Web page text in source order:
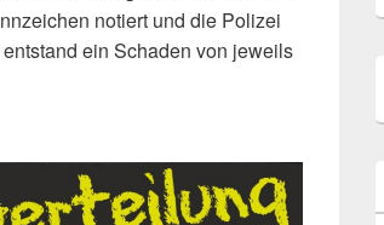
notiert und die Polizei
ein Schaden von jeweils